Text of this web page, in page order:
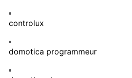
controlux
domotica programmeur